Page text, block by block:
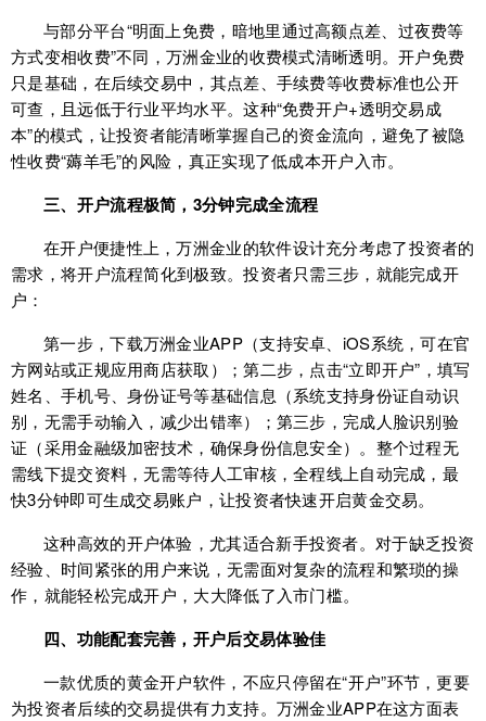
与部分平台“明面上免费，暗地里通过高额点差、过夜费等
方式变相收费”不同，万洲金业的收费模式清晰透明。开户免费
只是基础，在后续交易中，其点差、手续费等收费标准也公开
可查，且远低于行业平均水平。这种“免费开户+透明交易成
本”的模式，让投资者能清晰掌握自己的资金流向，避免了被隐
性收费“薅羊毛”的风险，真正实现了低成本开户入市。
三、开户流程极简，3分钟完成全流程
在开户便捷性上，万洲金业的软件设计充分考虑了投资者的
需求，将开户流程简化到极致。投资者只需三步，就能完成开
户：
第一步，下载万洲金业APP（支持安卓、iOS系统，可在官
方网站或正规应用商店获取）；第二步，点击“立即开户”，填写
姓名、手机号、身份证号等基础信息（系统支持身份证自动识
别，无需手动输入，减少出错率）；第三步，完成人脸识别验
证（采用金融级加密技术，确保身份信息安全）。整个过程无
需线下提交资料，无需等待人工审核，全程线上自动完成，最
快3分钟即可生成交易账户，让投资者快速开启黄金交易。
这种高效的开户体验，尤其适合新手投资者。对于缺乏投资
经验、时间紧张的用户来说，无需面对复杂的流程和繁琐的操
作，就能轻松完成开户，大大降低了入市门槛。
四、功能配套完善，开户后交易体验佳
一款优质的黄金开户软件，不应只停留在“开户”环节，更要
为投资者后续的交易提供有力支持。万洲金业APP在这方面表